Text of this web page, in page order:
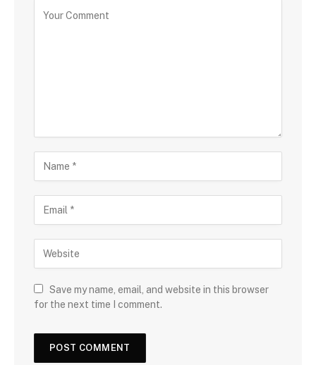
Save my name, email, and website in this browser
for the next time I comment.